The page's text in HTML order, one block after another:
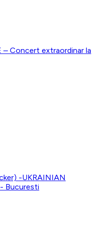
– Concert extraordinar la
-UKRAINIAN
Bucuresti